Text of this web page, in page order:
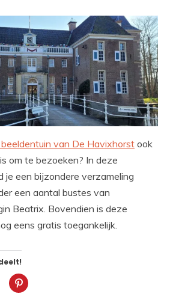
van De Havixhorst ook
om te bezoeken? In deze
je een bijzondere verzameling
een aantal bustes van
Beatrix. Bovendien is deze
eens gratis toegankelijk.